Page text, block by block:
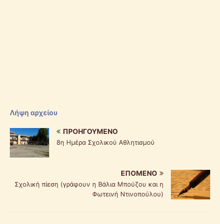
Λήψη αρχείου
ΠΡΟΗΓΟΎΜΕΝΟ
8η Ημέρα Σχολικού Αθλητισμού
ΕΠΌΜΕΝΟ
Σχολική πίεση (γράφουν η Βάλια Μπούζου και η
Φωτεινή Ντινοπούλου)